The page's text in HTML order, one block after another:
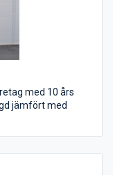
med 10 års
jämfört med